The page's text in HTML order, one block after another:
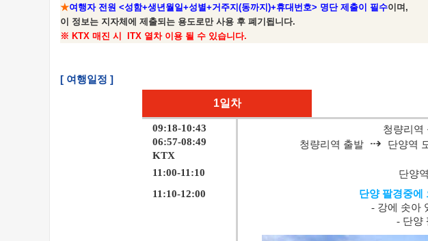
★여행자 전원 <성함+생년월일+성별+거주지(동까지)+휴대번호> 명단 제출이 필수이며,
이 정보는 지자체에 제출되는 용도로만 사용 후 폐기됩니다.
※ KTX 매진 시 ITX 열차 이용 될 수 있습니다.
[ 여행일정 ]
1일차
09:18-10:43
06:57-08:49
KTX
청량리역
청량리역 출발
⇢ 단양역
11:00-11:10 단양
11:10-12:00
단양 팔경중에
- 강에 솟아
- 단양